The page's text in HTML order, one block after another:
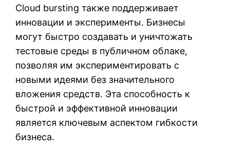
Cloud bursting также поддерживает
инновации и эксперименты. Бизнесы
могут быстро создавать и уничтожать
тестовые среды в публичном облаке,
позволяя им экспериментировать с
новыми идеями без значительного
вложения средств. Эта способность к
быстрой и эффективной инновации
является ключевым аспектом гибкости
бизнеса.